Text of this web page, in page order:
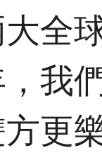
全
我
更